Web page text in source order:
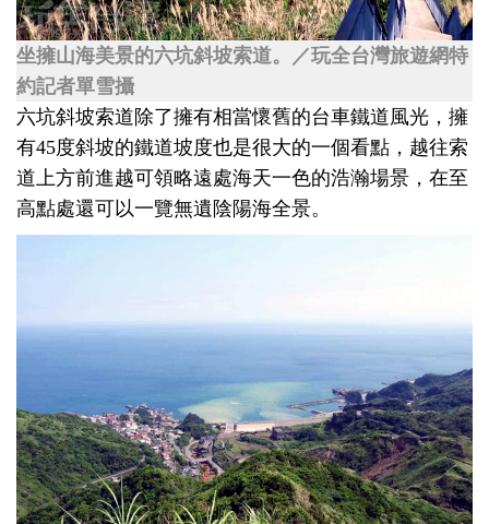
坐擁山海美景的六坑斜坡索道。／玩全台灣旅遊網特
約記者單雪攝
六坑斜坡索道除了擁有相當懷舊的台車鐵道風光，擁
有45度斜坡的鐵道坡度也是很大的一個看點，越往索
道上方前進越可領略遠處海天一色的浩瀚場景，在至
高點處還可以一覽無遺陰陽海全景。